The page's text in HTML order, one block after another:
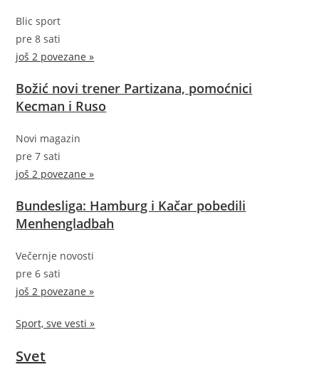
Blic sport
pre 8 sati
još 2 povezane »
Božić novi trener Partizana, pomoćnici
Kecman i Ruso
Novi magazin
pre 7 sati
još 2 povezane »
Bundesliga: Hamburg i Kačar pobedili
Menhengladbah
Večernje novosti
pre 6 sati
još 2 povezane »
Sport, sve vesti »
Svet